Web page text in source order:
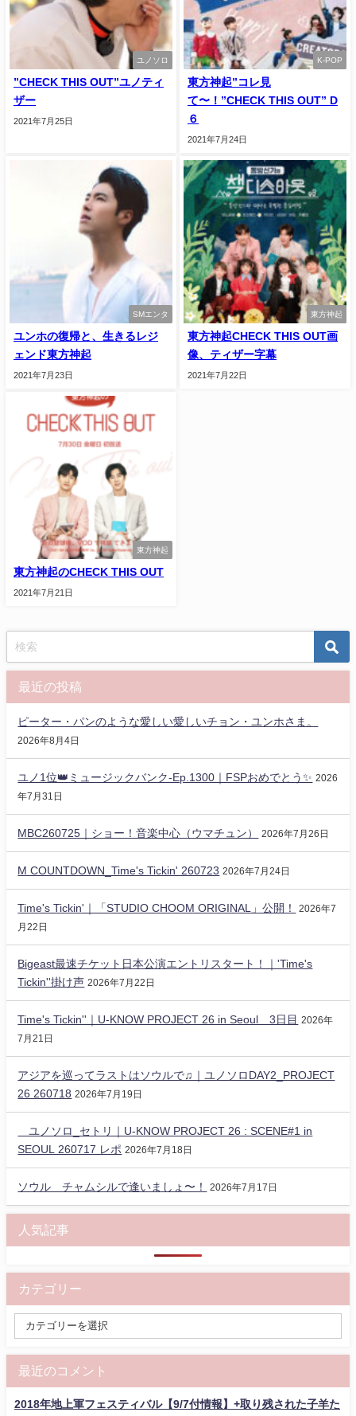
ユノソロ
”CHECK THIS OUT”ユノティ
ザー
2021年7月25日
K-POP
東方神起”コレ見
て〜！”CHECK THIS OUT” D
６
2021年7月24日
SMエンタ
ユンホの復帰と、生きるレジ
ェンド東方神起
2021年7月23日
東方神起
東方神起CHECK THIS OUT画
像、ティザー字幕
2021年7月22日
東方神起
東方神起のCHECK THIS OUT
2021年7月21日
最近の投稿
ピーター・パンのような愛しい愛しいチョン・ユンホさま。
2026年8月4日
ユノ1位👑ミュージックバンク-Ep.1300｜FSPおめでとう✨️ 2026
年7月31日
MBC260725｜ショー！音楽中心（ウマチュン） 2026年7月26日
M COUNTDOWN_Time's Tickin' 260723 2026年7月24日
Time's Tickin'｜「STUDIO CHOOM ORIGINAL」公開！
2026年7
月22日
Bigeast最速チケット日本公演エントリスタート！｜'Time's
Tickin''掛け声 2026年7月22日
Time's Tickin''｜U-KNOW PROJECT 26 in Seoul 3日目
2026年
7月21日
アジアを巡ってラストはソウルで♫｜ユノソロDAY2_PROJECT
26 260718 2026年7月19日
ユノソロ_セトリ｜U-KNOW PROJECT 26 : SCENE#1 in
SEOUL 260717 レポ 2026年7月18日
ソウル チャムシルで逢いましょ〜！ 2026年7月17日
人気記事
カテゴリー
最近のコメント
2018年地上軍フェスティバル【9/7付情報】+取り残された子羊た